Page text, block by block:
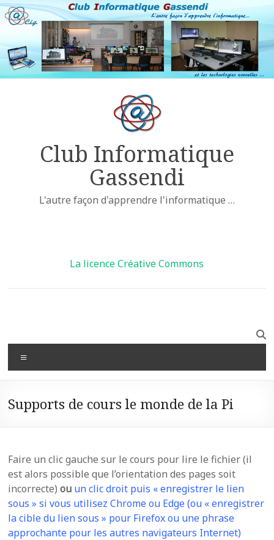
Club Informatique
Gassendi
L'autre façon d'apprendre l'informatique …
La licence Créative Commons
Supports de cours le monde de la Pi
Faire un clic gauche sur le cours pour lire le fichier (il
est alors possible que l’orientation des pages soit
incorrecte)ou un clic droit puis « enregistrer le lien
sous » si vous utilisez Chrome ou Edge (ou « enregistrer
la cible du lien sous » pour Firefox ou une phrase
approchante pour les autres navigateurs Internet)